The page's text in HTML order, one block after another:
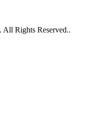
Rights Reserved..